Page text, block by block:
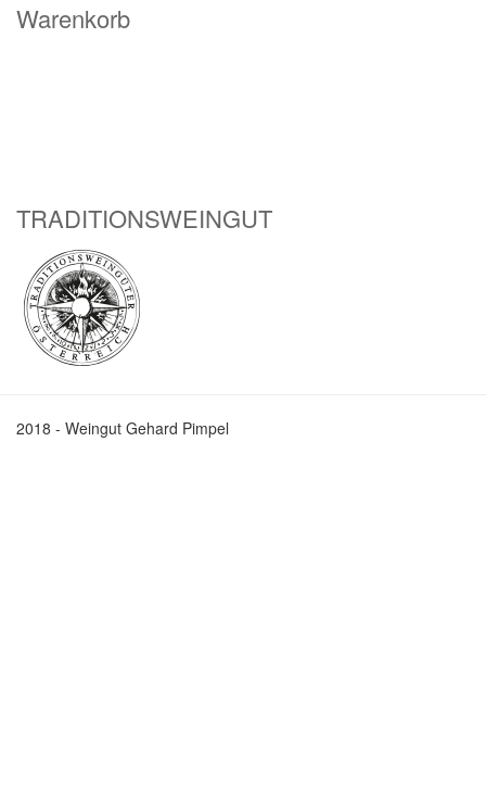
Warenkorb
TRADITIONSWEINGUT
2018 - Weingut Gehard Pimpel